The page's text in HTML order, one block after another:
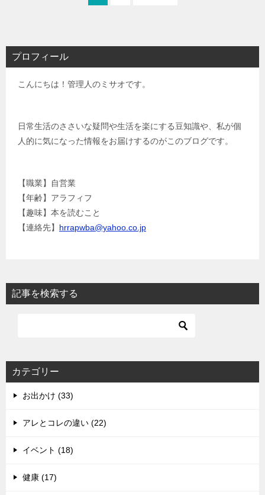
プロフィール
こんにちは！管理人のミサオです。
日常生活のささいな疑問や生活を楽にする豆知識や、私が個
人的に気になった情報をお届けするのがこのブログです。
【職業】自営業
【年齢】アラフィフ
【趣味】本を読むこと
【連絡先】 hrrapwba@yahoo.co.jp
記事を検索する
カテゴリー
お出かけ (33)
アレとコレの違い (22)
イベント (18)
健康 (17)